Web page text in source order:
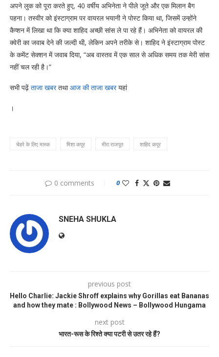
अपने लुक को पूरा करते हुए, 40 वर्षीय अभिनेता ने पीले जूते और एक मिलान बैग
पहना। तस्वीर को इंस्टाग्राम पर वायरल भयानी ने पोस्ट किया था, जिसमें उन्होंने
कैप्शन में लिखा था कि क्या शाहिद अच्छी सांस ले पा रहे हैं। अभिनेता को वायरल की
क्वेरी का जवाब देने की जल्दी थी, लेकिन अपने तरीके से। शाहिद ने इंस्टाग्राम पोस्ट
के कमेंट सेक्शन में जवाब दिया, “अब वास्तव में एक साल से अधिक समय तक मेरी सांस
नहीं चल रही है।”
सभी पढ़ें ताजा खबरतथाआज की ताजा खबरयहां
।
चेहरे के लिए मास्क मिशा कपूर मीरा राजपूत शाहिद कपूर
0 comments 0
SNEHA SHUKLA
previous post
Hello Charlie: Jackie Shroff explains why Gorillas eat Bananas
and how they mate : Bollywood News – Bollywood Hungama
next post
भारत-रूस के रिश्ते क्या पटरी से उतर रहे हैं?